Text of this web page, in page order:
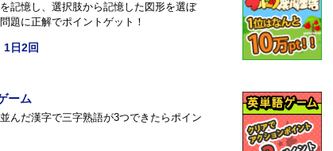
記憶し、選択肢から記憶した図形を選ぼ
題に正解でポイントゲット！
1日2回
ーム
んだ漢字で三字熟語が3つできたらポイン